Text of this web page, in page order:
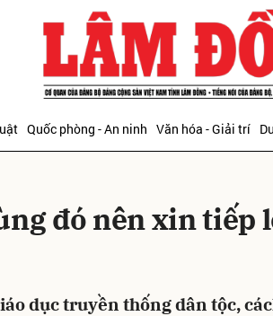
Quốc phòng - An ninh Văn hóa - Giải trí
đó nên xin tiếp
dục truyền thống dân tộc,
bình luận